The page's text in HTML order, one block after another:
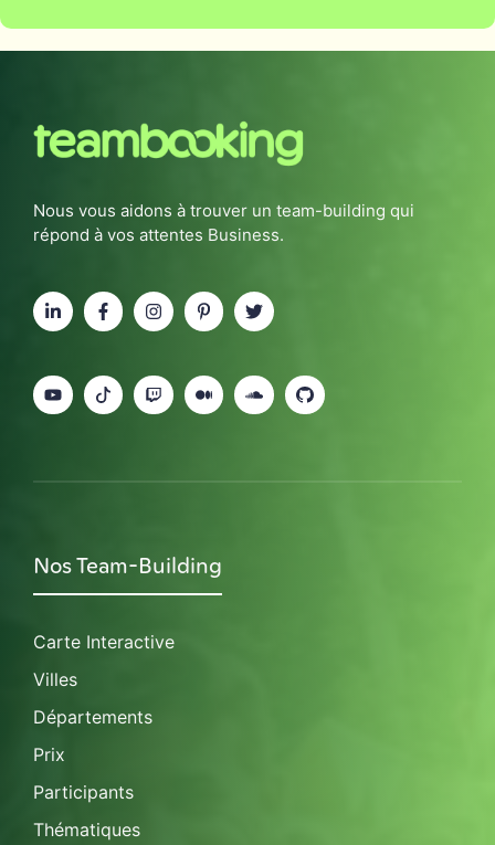
Nous vous aidons à trouver un team-building qui
répond à vos attentes Business.
Nos Team-Building
Carte Interactive
Villes
Départements
Prix
Participants
Thématiques